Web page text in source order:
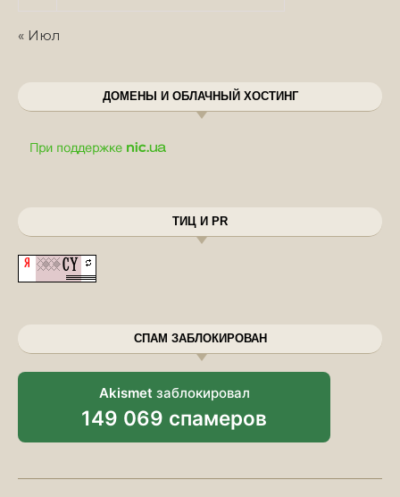
« Июл
ДОМЕНЫ И ОБЛАЧНЫЙ ХОСТИНГ
ТИЦ И PR
СПАМ ЗАБЛОКИРОВАН
Akismet заблокировал
149 069 спамеров